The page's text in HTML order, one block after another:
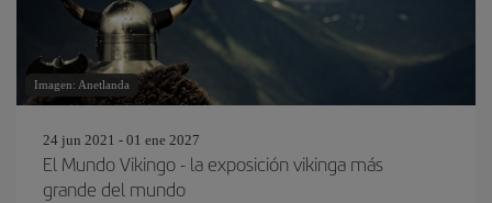
Imagen: Anetlanda
24 jun 2021 - 01 ene 2027
El Mundo Vikingo - la exposición vikinga más
grande del mundo